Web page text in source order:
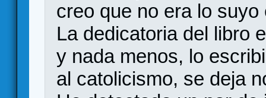
creo que no era lo
La dedicatoria del libro
y nada menos, lo
al catolicismo, se deja